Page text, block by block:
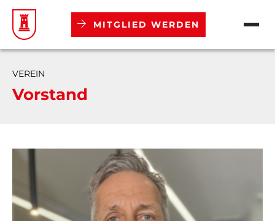
MITGLIED WERDEN
Termine
Mitgliedschaft
VEREIN
Vorstand